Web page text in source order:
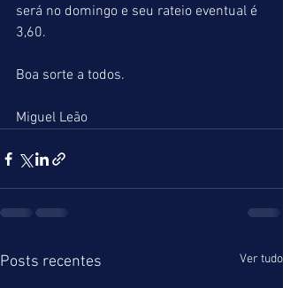
será no domingo e seu rateio eventual é
3,60.
Boa sorte a todos.
Miguel Leão
Posts recentes Ver tudo